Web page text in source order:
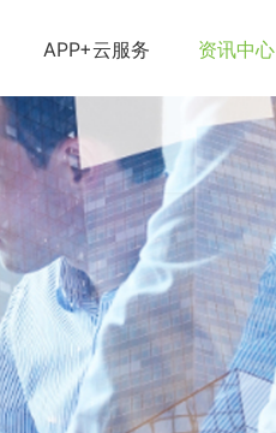
APP+云服务 资讯中心